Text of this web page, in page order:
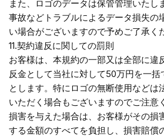
また、ロゴのデータは保管管理いたし
事故などトラブルによるデータ損失の
い場合がございますので予めご了承く
11.契約違反に関しての罰則
お客様は、本規約の一部又は全部に違
反金として当社に対して50万円を一
とします。特にロゴの無断使用などは
いただく場合もございますのでご注意
損害を与えた場合は、お客様がその損
する金額のすべてを負担し、損害賠償